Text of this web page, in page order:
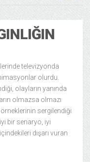
televizyonda
olurdu.
olayların yanında
olmazsa olmazı
sergilendiği
bir senaryo, iyi
dışarı vuran